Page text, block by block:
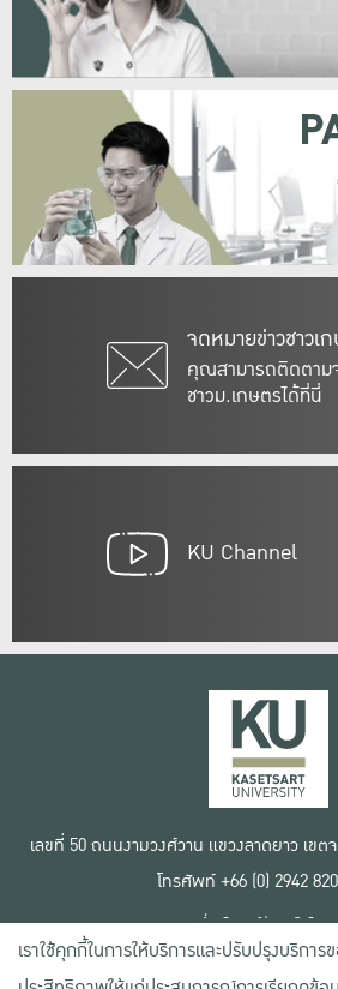
จดหมายข่าวชาวเ
คุณสามารถติดตาม
ชาวม.เกษตรได้ที่นี่
KU Channel
เลขที่ 50 ถนนงามวงศ์วาน แขวงลาดยาว เข
โทรศัพท์ +66 (0) 2942
เงื่อนไขการใช้งานเว็บไซต์
ข้อตกลงด้านสิทธิ์ใช้งาน
นโยบายความเป็นส่วนตัว
เราใช้คุกกี้ในการให้บริการและปรับปรุงบริกา